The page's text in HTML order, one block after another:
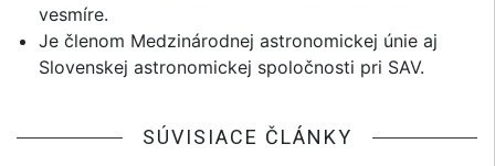
vesmíre.
Je členom Medzinárodnej astronomickej únie aj
Slovenskej astronomickej spoločnosti pri SAV.
SÚVISIACE ČLÁNKY